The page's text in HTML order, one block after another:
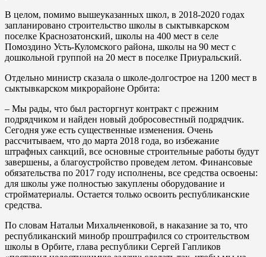
В целом, помимо вышеуказанных школ, в 2018-2020 годах
запланировано строительство школы в сыктывкарском
поселке Краснозатонский, школы на 400 мест в селе
Помоздино Усть-Куломского района, школы на 90 мест с
дошкольной группой на 20 мест в поселке Приуральский.
Отдельно министр сказала о школе-долгострое на 1200 мест в
сыктывкарском микрорайоне Орбита:
– Мы рады, что был расторгнут контракт с прежним
подрядчиком и найден новый добросовестный подрядчик.
Сегодня уже есть существенные изменения. Очень
рассчитываем, что до марта 2018 года, во избежание
штрафных санкций, все основные строительные работы будут
завершены, а благоустройство проведем летом. Финансовые
обязательства по 2017 году исполнены, все средства освоены:
для школы уже полностью закуплены оборудование и
стройматериалы. Остается только освоить республиканские
средства.
По словам Натальи Михальченковой, в наказание за то, что
республиканский минобр проштрафился со строительством
школы в Орбите, глава республики Сергей Гапликов